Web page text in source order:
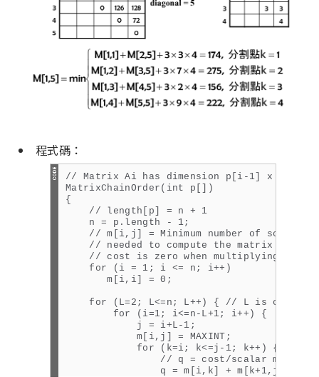
程式碼：
// Matrix Ai has dimension p[i-1] x p[i]
MatrixChainOrder(int p[])
{
    // length[p] = n + 1
    n = p.length - 1;
// m[i,j] = Minimum number of scalar
// needed to compute the matrix
// cost is zero when multiplying one
    for (i = 1; i <= n; i++)
       m[i,i] = 0;
for (L=2; L<=n; L++) { // L is chain
        for (i=1; i<=n-L+1; i++) {
            j = i+L-1;
            m[i,j] = MAXINT;
            for (k=i; k<=j-1; k++) {
// q = cost/scalar
q = m[i,k] + m[k+1,j] +